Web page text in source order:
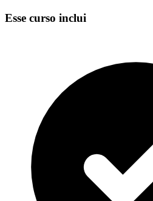
Esse curso inclui